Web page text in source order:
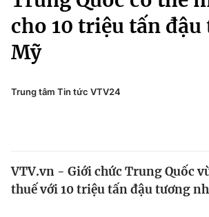
Chính trị
Xã hội
Pháp luật
Thế giới
Thể thao
Truyền hình
cho 10 triệu tấn
Mỹ
Trung tâm Tin tức VTV24
VTV.vn - Giới chức Trung Quốc
thuế với 10 triệu tấn đậu tương